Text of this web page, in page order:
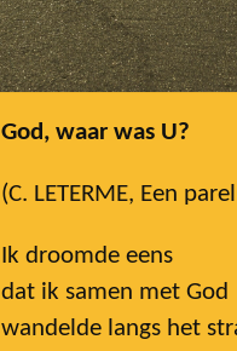
God, waar was U?
(C. LETERME, Een
Ik droomde eens
dat ik samen met God
wandelde langs het